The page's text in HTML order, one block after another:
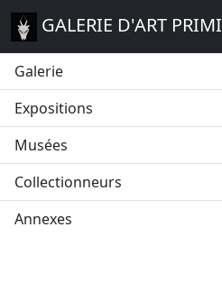
GALERIE D'ART
Galerie
Expositions
Musées
Collectionneurs
Annexes